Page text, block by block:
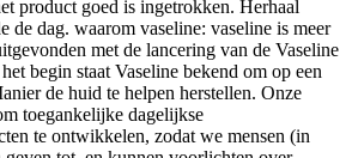
product goed is ingetrokken. Herhaal
de dag. waarom vaseline: vaseline is meer
met de lancering van de Vaseline
begin staat Vaseline bekend om op een
de huid te helpen herstellen. Onze
toegankelijke dagelijkse
te ontwikkelen, zodat we mensen (in